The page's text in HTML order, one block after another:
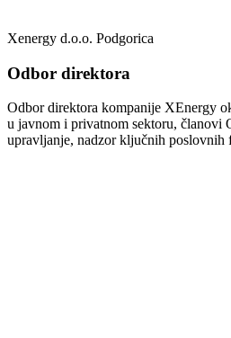
Xenergy d.o.o. Podgorica
Odbor direktora
Odbor direktora kompanije XEnergy
u javnom i privatnom sektoru, članovi
upravljanje, nadzor ključnih poslovnih